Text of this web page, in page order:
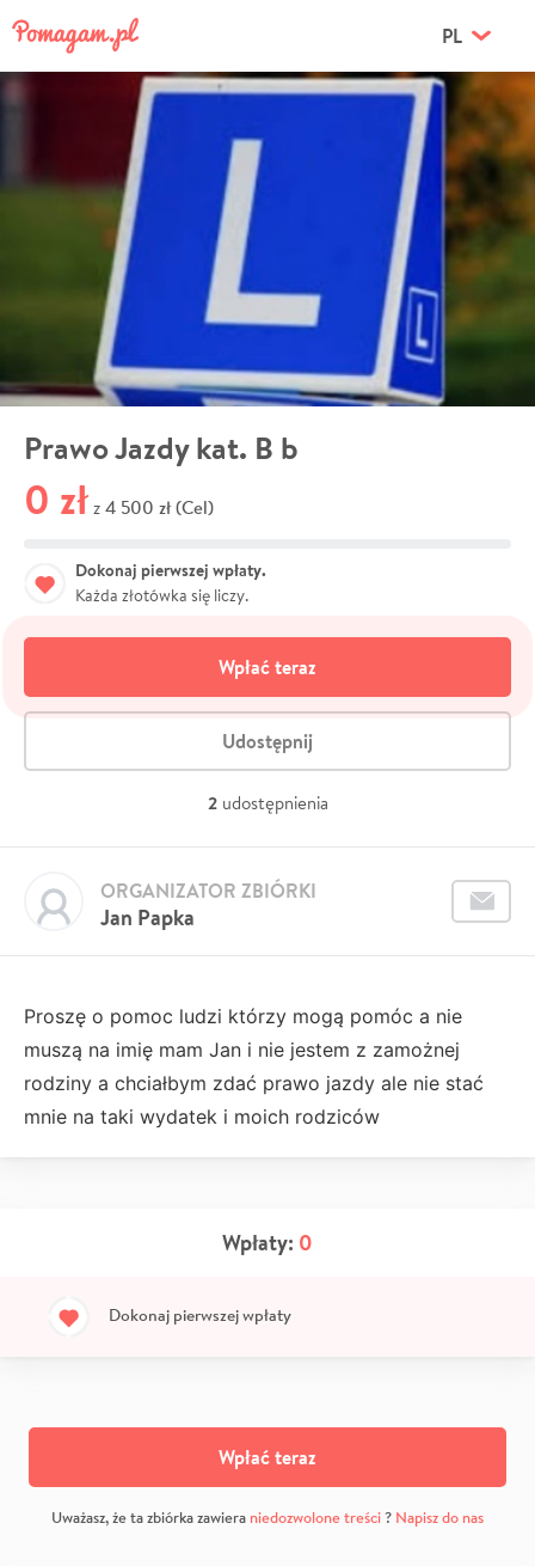
PL
Prawo Jazdy kat. B b
0 zł z 4 500 zł (Cel)
Dokonaj pierwszej wpłaty.
Każda złotówka się liczy.
Wpłać teraz
Udostępnij
2 udostępnienia
Jan Papka
ORGANIZATOR ZBIÓRKI
Proszę o pomoc ludzi którzy mogą pomóc a nie
muszą na imię mam Jan i nie jestem z zamożnej
rodziny a chciałbym zdać prawo jazdy ale nie stać
mnie na taki wydatek i moich rodziców
Wpłaty: 0
Dokonaj pierwszej wpłaty
Wpłać teraz
Uważasz, że ta zbiórka zawiera niedozwolone treści? Napisz do nas